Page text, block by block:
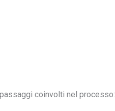
coinvolti nel processo: